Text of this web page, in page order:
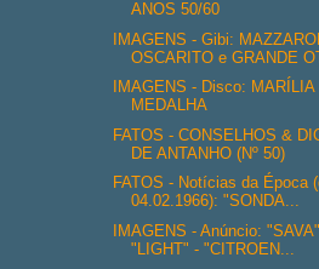
ANOS 50/60
IMAGENS - Gibi:
OSCARITO e GRANDE
IMAGENS - Disco: MARÍLIA
MEDALHA
FATOS - CONSELHOS &
DE ANTANHO (Nº 50)
FATOS - Notícias da Época
04.02.1966): "SONDA...
IMAGENS - Anúncio:
"LIGHT" - "CITROEN...